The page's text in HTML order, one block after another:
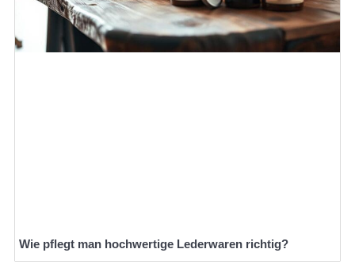
Wie pflegt man hochwertige Lederwaren richtig?